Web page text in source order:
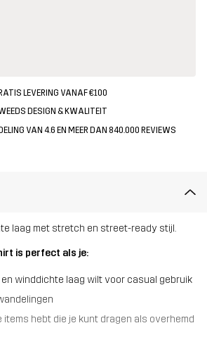
LEVERING VANAF €100
DESIGN & KWALITEIT
VAN 4.6 EN MEER DAN 840.000 REVIEWS
laag met stretch en street-ready stijl.
is perfect als je:
winddichte laag wilt voor casual gebruik
items hebt die je kunt dragen als overhemd